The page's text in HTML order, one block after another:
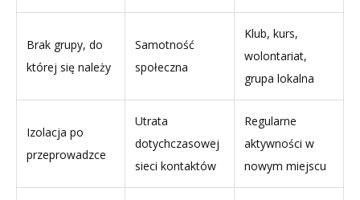
Brak grupy, do
której się należy
Samotność
społeczna
Klub, kurs,
wolontariat,
grupa lokalna
Izolacja po
przeprowadzce
Utrata
dotychczasowej
sieci kontaktów
Regularne
aktywności w
nowym miejscu